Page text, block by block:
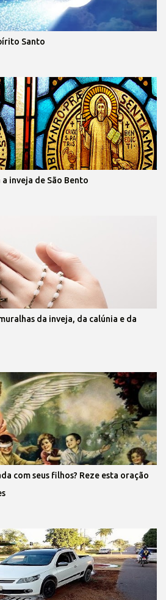
Santo
inveja de São Bento
da inveja, da calúnia e da
com seus filhos? Reze esta oração